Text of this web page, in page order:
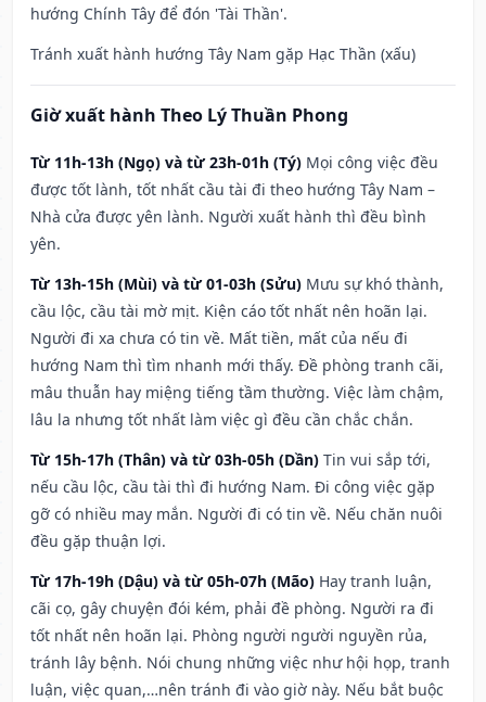
hướng Chính Tây để đón 'Tài Thần'.
Tránh xuất hành hướng Tây Nam gặp Hạc Thần (xấu)
Giờ xuất hành Theo Lý Thuần Phong
Từ 11h-13h (Ngọ) và từ 23h-01h (Tý) Mọi công việc đều
được tốt lành, tốt nhất cầu tài đi theo hướng Tây Nam –
Nhà cửa được yên lành. Người xuất hành thì đều bình
yên.
Từ 13h-15h (Mùi) và từ 01-03h (Sửu) Mưu sự khó thành,
cầu lộc, cầu tài mờ mịt. Kiện cáo tốt nhất nên hoãn lại.
Người đi xa chưa có tin về. Mất tiền, mất của nếu đi
hướng Nam thì tìm nhanh mới thấy. Đề phòng tranh cãi,
mâu thuẫn hay miệng tiếng tầm thường. Việc làm chậm,
lâu la nhưng tốt nhất làm việc gì đều cần chắc chắn.
Từ 15h-17h (Thân) và từ 03h-05h (Dần) Tin vui sắp tới,
nếu cầu lộc, cầu tài thì đi hướng Nam. Đi công việc gặp
gỡ có nhiều may mắn. Người đi có tin về. Nếu chăn nuôi
đều gặp thuận lợi.
Từ 17h-19h (Dậu) và từ 05h-07h (Mão) Hay tranh luận,
cãi cọ, gây chuyện đói kém, phải đề phòng. Người ra đi
tốt nhất nên hoãn lại. Phòng người người nguyền rủa,
tránh lây bệnh. Nói chung những việc như hội họp, tranh
luận, việc quan,…nên tránh đi vào giờ này. Nếu bắt buộc